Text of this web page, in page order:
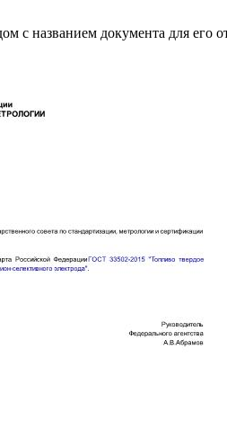
с названием документа для его